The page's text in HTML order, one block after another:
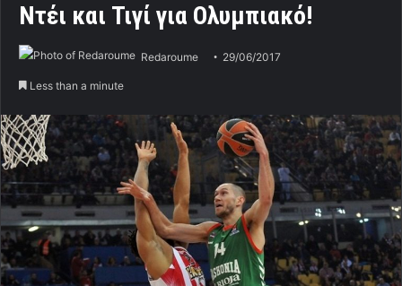
Ντέι και Τιγί για Ολυμπιακό!
Redaroume 29/06/2017
Less than a minute